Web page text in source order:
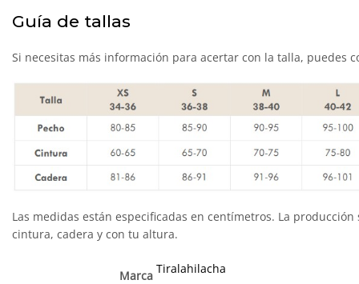
Guía de tallas
Si necesitas más información para acertar con la talla, puedes
Las medidas están especificadas en centímetros. La
cintura, cadera y con tu altura.
Marca Tiralahilacha